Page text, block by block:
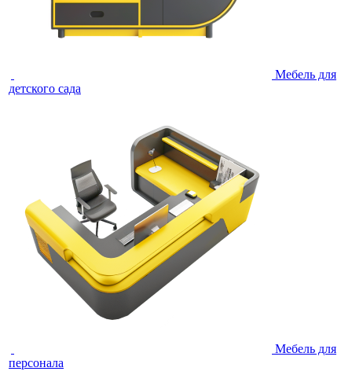
Мебель для
детского сада
Мебель для
персонала